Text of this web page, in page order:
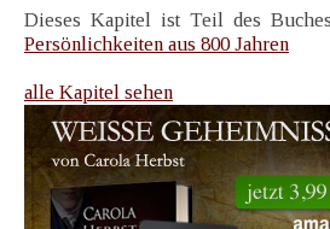
Dieses Kapitel ist Teil des Buches
Persönlichkeiten aus 800 Jahren
alle Kapitel sehen